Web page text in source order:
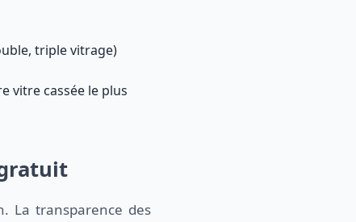
triple vitrage)
vitre cassée le plus
La transparence des